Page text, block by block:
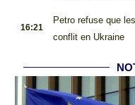
16:21
Petro refuse que
conflit en Ukraine